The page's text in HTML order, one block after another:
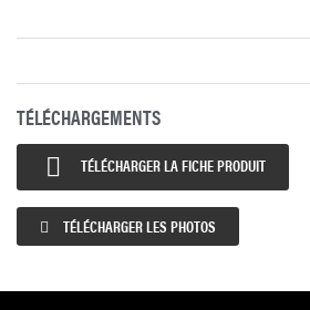
TÉLÉCHARGEMENTS
 TÉLÉCHARGER LA FICHE PRODUIT
TÉLÉCHARGER LES PHOTOS